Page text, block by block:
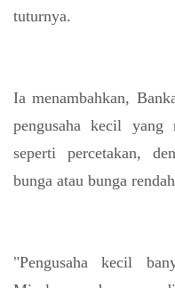
tuturnya.
Ia menambahkan,
pengusaha kecil yang
seperti percetakan,
bunga atau bunga
"Pengusaha kecil